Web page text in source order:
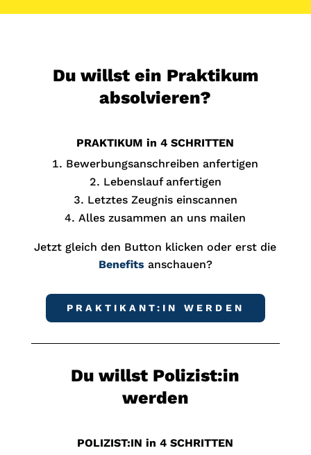
Du willst ein Praktikum
absolvieren?
PRAKTIKUM in 4 SCHRITTEN
Bewerbungsanschreiben anfertigen
Lebenslauf anfertigen
Letztes Zeugnis einscannen
Alles zusammen an uns mailen
Jetzt gleich den Button klicken oder erst die
Benefits anschauen?
PRAKTIKANT:IN WERDEN
Du willst Polizist:in
werden
POLIZIST:IN in 4 SCHRITTEN